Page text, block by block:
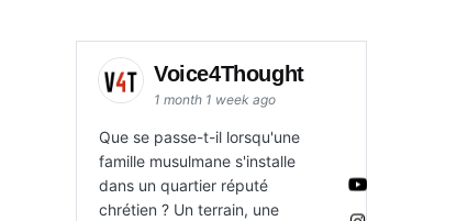
Voice4Thought
1 month 1 week ago
Que se passe-t-il lorsqu'une
famille musulmane s'installe
dans un quartier réputé
chrétien ? Un terrain, une